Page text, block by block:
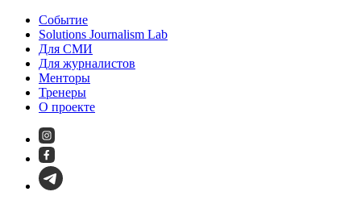
Событие
Solutions Journalism Lab
Для СМИ
Для журналистов
Менторы
Тренеры
О проекте